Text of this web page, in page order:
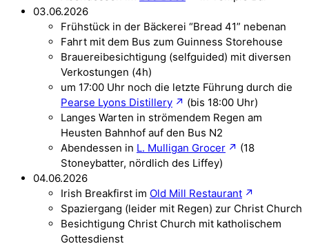
03.06.2026
Frühstück in der Bäckerei “Bread 41” nebenan
Fahrt mit dem Bus zum Guinness Storehouse
Brauereibesichtigung (selfguided) mit diversen
Verkostungen (4h)
um 17:00 Uhr noch die letzte Führung durch die
Pearse Lyons Distillery
(bis 18:00 Uhr)
Langes Warten in strömendem Regen am
Heusten Bahnhof auf den Bus N2
Abendessen in L. Mulligan Grocer
(18
Stoneybatter, nördlich des Liffey)
04.06.2026
Irish Breakfirst im Old Mill Restaurant
Spaziergang (leider mit Regen) zur Christ Church
Besichtigung Christ Church mit katholischem
Gottesdienst